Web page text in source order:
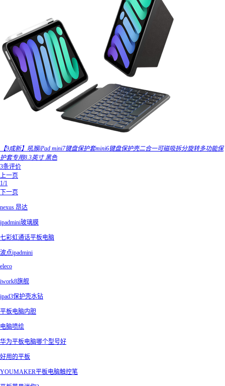
【9成新】吼猴iPad mini7键盘保护套mini6键盘保护壳二合一可磁吸拆分旋转多功能保
护套专用8.3英寸 黑色
3条评价
上一页
1/1
下一页
nexus 昂达
ipadmini玻璃膜
七彩虹通话平板电脑
波点ipadmini
eleco
iwork8旗舰
ipad3保护壳水钻
平板电脑内胆
电脑喷绘
华为平板电脑哪个型号好
好用的平板
YOUMAKER平板电脑触控笔